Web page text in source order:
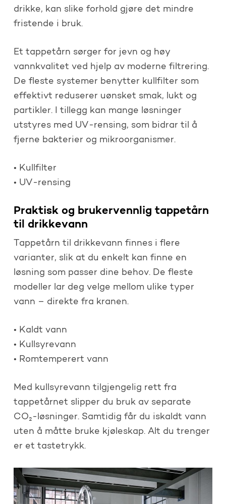
drikke, kan slike forhold gjøre det mindre
fristende i bruk.
Et tappetårn sørger for jevn og høy
vannkvalitet ved hjelp av moderne filtrering.
De fleste systemer benytter kullfilter som
effektivt reduserer uønsket smak, lukt og
partikler. I tillegg kan mange løsninger
utstyres med UV-rensing, som bidrar til å
fjerne bakterier og mikroorganismer.
• Kullfilter
• UV-rensing
Praktisk og brukervennlig tappetårn
til drikkevann
Tappetårn til drikkevann finnes i flere
varianter, slik at du enkelt kan finne en
løsning som passer dine behov. De fleste
modeller lar deg velge mellom ulike typer
vann – direkte fra kranen.
• Kaldt vann
• Kullsyrevann
• Romtemperert vann
Med kullsyrevann tilgjengelig rett fra
tappetårnet slipper du bruk av separate
CO₂-løsninger. Samtidig får du iskaldt vann
uten å måtte bruke kjøleskap. Alt du trenger
er et tastetrykk.